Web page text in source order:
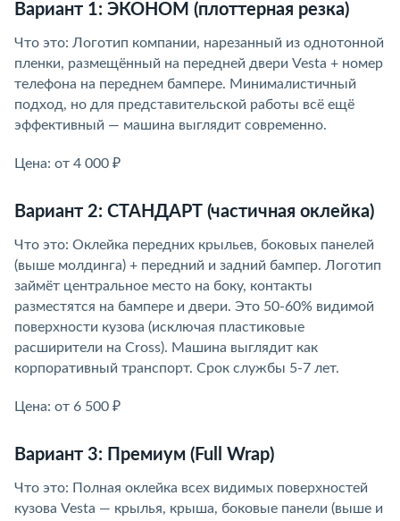
Вариант 1: ЭКОНОМ (плоттерная резка)
Что это: Логотип компании, нарезанный из однотонной
пленки, размещённый на передней двери Vesta + номер
телефона на переднем бампере. Минималистичный
подход, но для представительской работы всё ещё
эффективный — машина выглядит современно.
Цена: от 4 000 ₽
Вариант 2: СТАНДАРТ (частичная оклейка)
Что это: Оклейка передних крыльев, боковых панелей
(выше молдинга) + передний и задний бампер. Логотип
займёт центральное место на боку, контакты
разместятся на бампере и двери. Это 50-60% видимой
поверхности кузова (исключая пластиковые
расширители на Cross). Машина выглядит как
корпоративный транспорт. Срок службы 5-7 лет.
Цена: от 6 500 ₽
Вариант 3: Премиум (Full Wrap)
Что это: Полная оклейка всех видимых поверхностей
кузова Vesta — крылья, крыша, боковые панели (выше и